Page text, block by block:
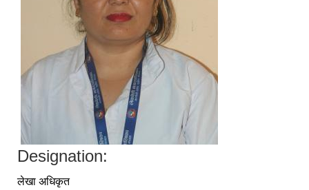
Designation:
लेखा अधिकृत